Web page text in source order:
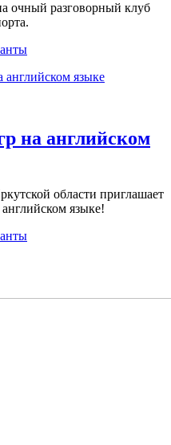
очный разговорный клуб
на английском
области приглашает
языке!